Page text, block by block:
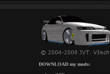
DOWNLOAD my mods: